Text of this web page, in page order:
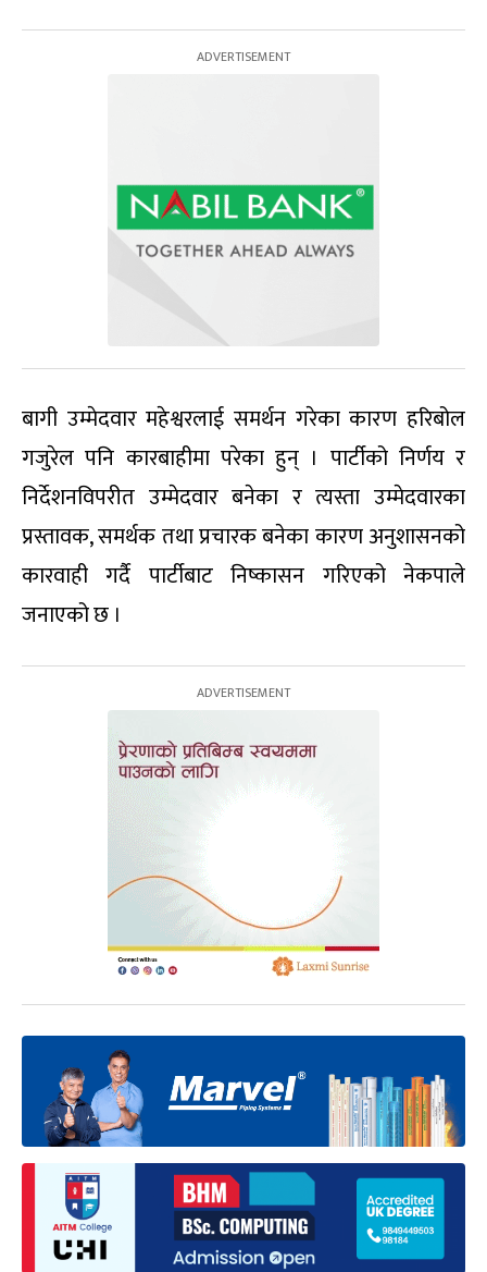
बागी उम्मेदवार महेश्वरलाई समर्थन गरेका कारण हरिबोल
गजुरेल पनि कारबाहीमा परेका हुन् । पार्टीको निर्णय र
निर्देशनविपरीत उम्मेदवार बनेका र त्यस्ता उम्मेदवारका
प्रस्तावक, समर्थक तथा प्रचारक बनेका कारण अनुशासनको
कारवाही गर्दै पार्टीबाट निष्कासन गरिएको नेकपाले
जनाएको छ ।